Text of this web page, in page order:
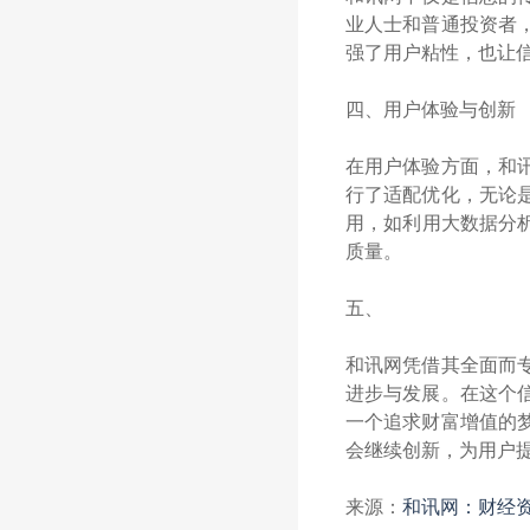
业人士和普通投资者
强了用户粘性，也让
四、用户体验与创新
在用户体验方面，和
行了适配优化，无论
用，如利用大数据分
质量。
五、
和讯网凭借其全面而
进步与发展。在这个
一个追求财富增值的
会继续创新，为用户
来源： 和讯网：财经